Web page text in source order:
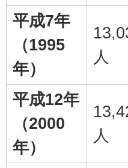
平成7年
（1995
年）
人
平成12年
（2000
年）
人